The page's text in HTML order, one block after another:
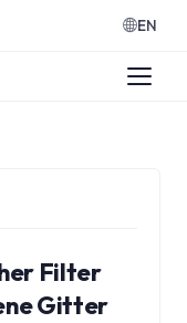
EN
Filter
Gitter